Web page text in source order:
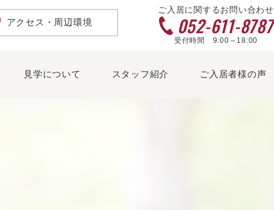
アクセス・周辺環境
ご入居に関するお問い合わせ
052-611-8787
受付時間 9:00～18:00
見学について スタッフ紹介 ご入居者様の声